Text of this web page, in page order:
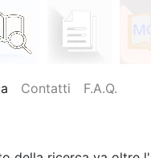
Contatti F.A.Q.